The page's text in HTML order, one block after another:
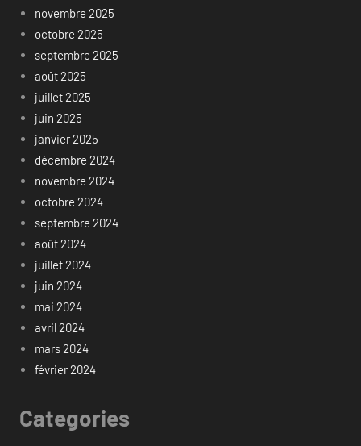
novembre 2025
octobre 2025
septembre 2025
août 2025
juillet 2025
juin 2025
janvier 2025
décembre 2024
novembre 2024
octobre 2024
septembre 2024
août 2024
juillet 2024
juin 2024
mai 2024
avril 2024
mars 2024
février 2024
Categories